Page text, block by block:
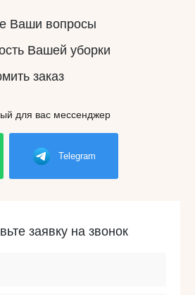
Ваши вопросы
Вашей уборки
заказ
для вас мессенджер
Telegram
заявку на звонок